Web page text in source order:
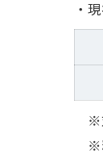
・
※
※